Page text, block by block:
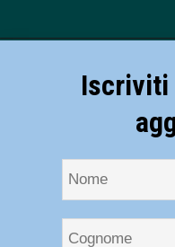
Iscriviti